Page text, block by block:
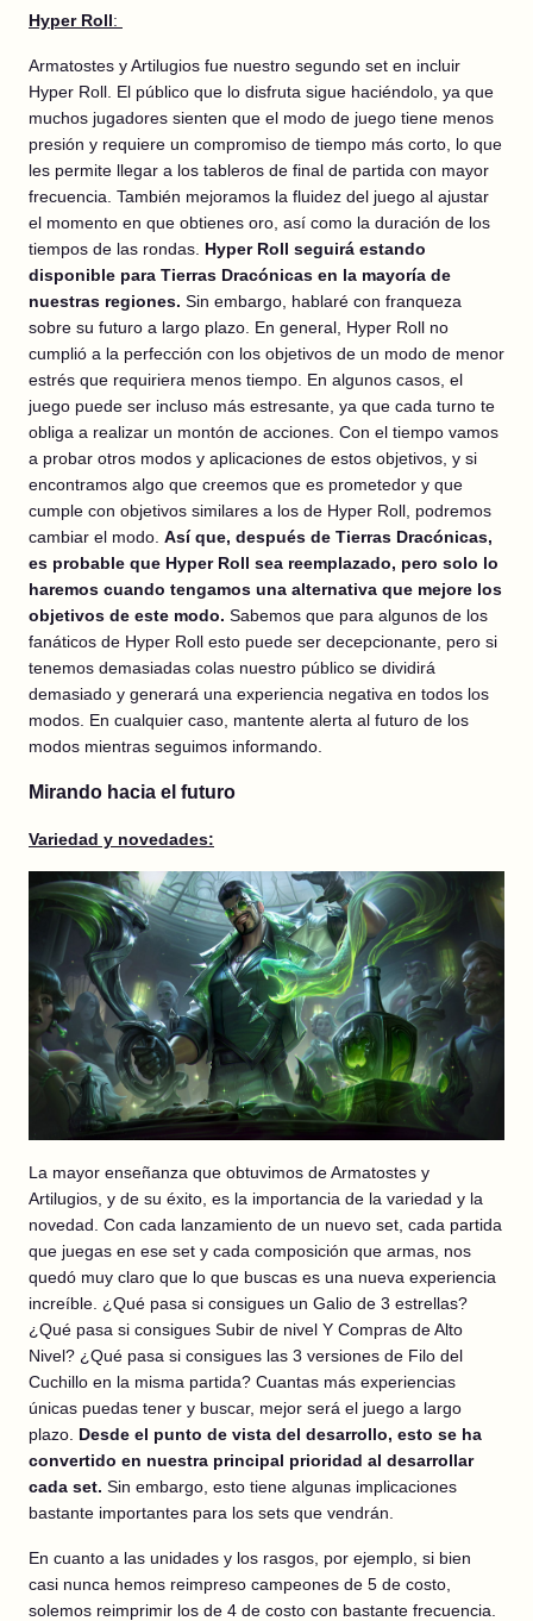
Hyper Roll:
Armatostes y Artilugios fue nuestro segundo set en incluir
Hyper Roll. El público que lo disfruta sigue haciéndolo, ya que
muchos jugadores sienten que el modo de juego tiene menos
presión y requiere un compromiso de tiempo más corto, lo que
les permite llegar a los tableros de final de partida con mayor
frecuencia. También mejoramos la fluidez del juego al ajustar
el momento en que obtienes oro, así como la duración de los
tiempos de las rondas. Hyper Roll seguirá estando
disponible para Tierras Dracónicas en la mayoría de
nuestras regiones. Sin embargo, hablaré con franqueza
sobre su futuro a largo plazo. En general, Hyper Roll no
cumplió a la perfección con los objetivos de un modo de menor
estrés que requiriera menos tiempo. En algunos casos, el
juego puede ser incluso más estresante, ya que cada turno te
obliga a realizar un montón de acciones. Con el tiempo vamos
a probar otros modos y aplicaciones de estos objetivos, y si
encontramos algo que creemos que es prometedor y que
cumple con objetivos similares a los de Hyper Roll, podremos
cambiar el modo. Así que, después de Tierras Dracónicas,
es probable que Hyper Roll sea reemplazado, pero solo lo
haremos cuando tengamos una alternativa que mejore los
objetivos de este modo. Sabemos que para algunos de los
fanáticos de Hyper Roll esto puede ser decepcionante, pero si
tenemos demasiadas colas nuestro público se dividirá
demasiado y generará una experiencia negativa en todos los
modos. En cualquier caso, mantente alerta al futuro de los
modos mientras seguimos informando.
Mirando hacia el futuro
Variedad y novedades:
La mayor enseñanza que obtuvimos de Armatostes y
Artilugios, y de su éxito, es la importancia de la variedad y la
novedad. Con cada lanzamiento de un nuevo set, cada partida
que juegas en ese set y cada composición que armas, nos
quedó muy claro que lo que buscas es una nueva experiencia
increíble. ¿Qué pasa si consigues un Galio de 3 estrellas?
¿Qué pasa si consigues Subir de nivel Y Compras de Alto
Nivel? ¿Qué pasa si consigues las 3 versiones de Filo del
Cuchillo en la misma partida? Cuantas más experiencias
únicas puedas tener y buscar, mejor será el juego a largo
plazo. Desde el punto de vista del desarrollo, esto se ha
convertido en nuestra principal prioridad al desarrollar
cada set. Sin embargo, esto tiene algunas implicaciones
bastante importantes para los sets que vendrán.
En cuanto a las unidades y los rasgos, por ejemplo, si bien
casi nunca hemos reimpreso campeones de 5 de costo,
solemos reimprimir los de 4 de costo con bastante frecuencia.